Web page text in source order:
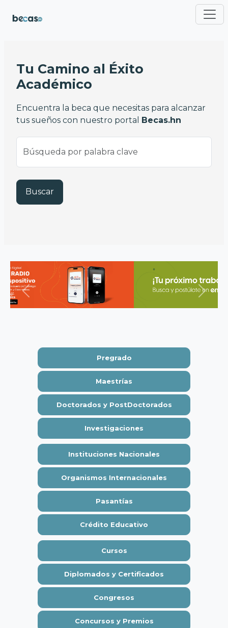
Tu Camino al Éxito
Académico
Encuentra la beca que necesitas para alcanzar
tus sueños con nuestro portal Becas.hn
Buscar
Previous Next
Pregrado
Maestrías
Doctorados y PostDoctorados
Investigaciones
Instituciones Nacionales
Organismos Internacionales
Pasantías
Crédito Educativo
Cursos
Diplomados y Certificados
Congresos
Concursos y Premios